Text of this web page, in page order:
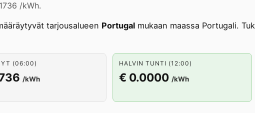
/kWh.
tarjousalueen Portugal mukaan maassa Portugali.
(06:00)
/kWh
HALVIN TUNTI (12:00)
€ 0.0000 /kWh